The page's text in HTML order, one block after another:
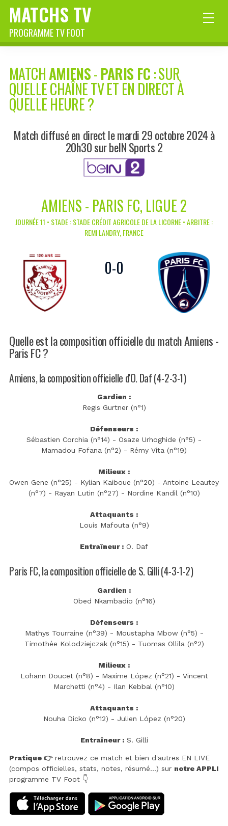
MATCHS TV
PROGRAMME TV FOOT
MATCHAMIENS-PARIS FC: SUR
QUELLE CHAÎNE TV ET EN DIRECT À
QUELLE HEURE ?
Match diffusé en direct le mardi 29 octobre 2024 à
20h30 sur beIN Sports 2
AMIENS - PARIS FC, LIGUE 2
JOURNÉE 11 • STADE : STADE CRÉDIT AGRICOLE DE LA LICORNE • ARBITRE :
REMI LANDRY, FRANCE
0-0
Quelle est la composition officielle du match Amiens -
Paris FC ?
Amiens, la composition officielle d'O. Daf (4-2-3-1)
Gardien :
Regis Gurtner (n°1)
Défenseurs :
Sébastien Corchia (n°14) - Osaze Urhoghide (n°5) -
Mamadou Fofana (n°2) - Rémy Vita (n°19)
Milieux :
Owen Gene (n°25) - Kylian Kaiboue (n°20) - Antoine Leautey
(n°7) - Rayan Lutin (n°27) - Nordine Kandil (n°10)
Attaquants :
Louis Mafouta (n°9)
Entraîneur : O. Daf
Paris FC, la composition officielle de S. Gilli (4-3-1-2)
Gardien :
Obed Nkambadio (n°16)
Défenseurs :
Mathys Tourraine (n°39) - Moustapha Mbow (n°5) -
Timothée Kolodziejczak (n°15) - Tuomas Ollila (n°2)
Milieux :
Lohann Doucet (n°8) - Maxime López (n°21) - Vincent
Marchetti (n°4) - Ilan Kebbal (n°10)
Attaquants :
Nouha Dicko (n°12) - Julien López (n°20)
Entraîneur :S. Gilli
Pratique 👉retrouvez ce match et bien d'autres EN LIVE
(compos officielles, stats, notes, résumé...) sur notre APPLI
programme TV Foot 👇